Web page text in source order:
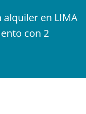
alquiler en LIMA
con 2